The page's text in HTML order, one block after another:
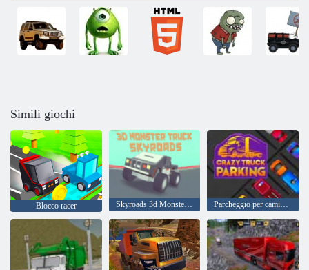
Simili giochi
Blocco racer Skyroads 3d Monster Truck Parcheggio per camion pazzi